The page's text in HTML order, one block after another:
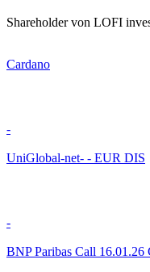
Shareholder von LOFI
Cardano
-
UniGlobal-net- - EUR DIS
-
BNP Paribas Call 16.01.26